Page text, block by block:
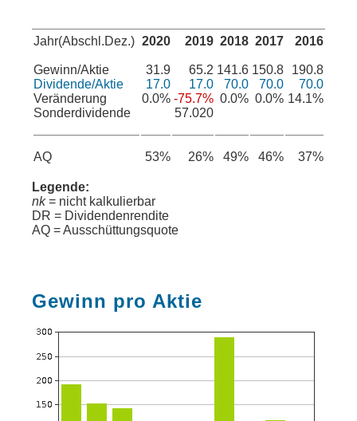
Jahr(Abschl.Dez.)
Gewinn/Aktie
Dividende/Aktie
Veränderung
Sonderdividende
AQ
2020
31.9
17.0
0.0%
53%
2019
65.2
17.0
-75.7%
57.020
26%
2018
141.6
70.0
0.0%
49%
2017
150.8
70.0
0.0%
46%
2016
190.8
70.0
14.1%
37%
Legende:
nk= nicht kalkulierbar
DR = Dividendenrendite
AQ = Ausschüttungsquote
Gewinn pro Aktie